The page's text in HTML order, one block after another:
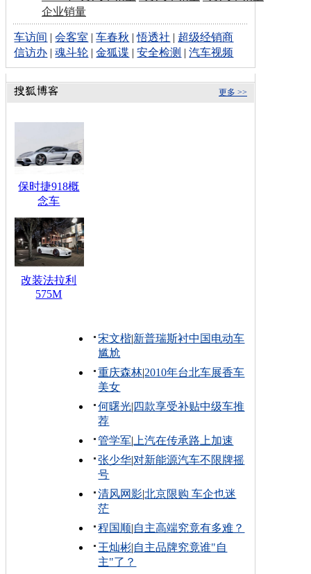
企业销量
车访间 |会客室 |车春秋 |悟透社 | 超级经销商
信访办 |魂斗轮 |金狐谍 |安全检测 |汽车视频
更多 >>
保时捷918概
念车
改装法拉利
575M
宋文楷|新普瑞斯衬中国电动车
尴尬
重庆森林|2010年台北车展香车
美女
何曙光| 四款享受补贴中级车推
荐
管学军| 上汽在传承路上加速
张少华|对新能源汽车不限牌摇
号
清风网影|北京限购 车企也迷
茫
程国顺|自主高端究竟有多难？
王灿彬|自主品牌究竟谁"自
主"了？